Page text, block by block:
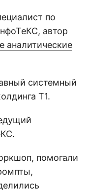
по
автор
аналитические
системный
Т1.
помогали